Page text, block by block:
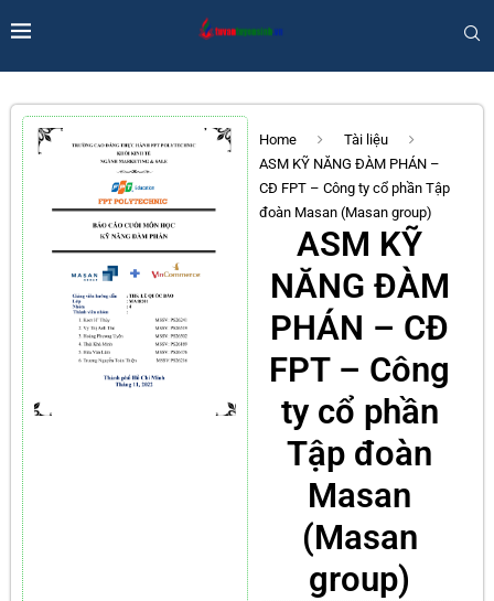
Home
Tài liệu
ASM KỸ NĂNG ĐÀM PHÁN –
CĐ FPT – Công ty cổ phần Tập
đoàn Masan (Masan group)
ASM KỸ
NĂNG ĐÀM
PHÁN – CĐ
FPT – Công
ty cổ phần
Tập đoàn
Masan
(Masan
group)